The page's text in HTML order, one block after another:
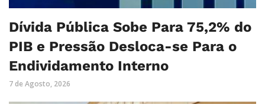
Dívida Pública Sobe Para 75,2% do
PIB e Pressão Desloca-se Para o
Endividamento Interno
7 de Agosto, 2026